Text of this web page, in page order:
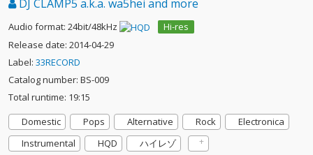
DJ CLAMP5 a.k.a. wa5hei and more
Audio format: 24bit/48kHz
Hi-res
Release date: 2014-04-29
Label: 33RECORD
Catalog number: BS-009
Total runtime: 19:15
Domestic
Pops Alternative Rock
Electronica
Instrumental
HQD ハイレゾ